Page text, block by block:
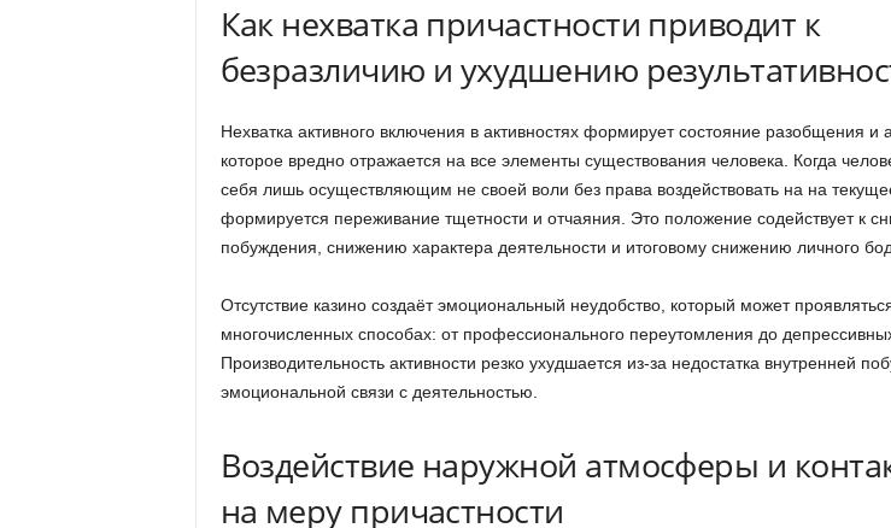
Как нехватка причастности приводит к
безразличию и ухудшению
Нехватка активного включения в активностях формирует состояние разобщения и
которое вредно отражается на все элементы существования человека. Когда
себя лишь осуществляющим не своей воли без права воздействовать на на
формируется переживание тщетности и отчаяния. Это положение содействует к
побуждения, снижению характера деятельности и итоговому снижению личного
Отсутствие казино создаёт эмоциональный неудобство, который может
многочисленных способах: от профессионального переутомления до
Производительность активности резко ухудшается из-за недостатка внутренней
эмоциональной связи с деятельностью.
Воздействие наружной атмосферы и
на меру причастности